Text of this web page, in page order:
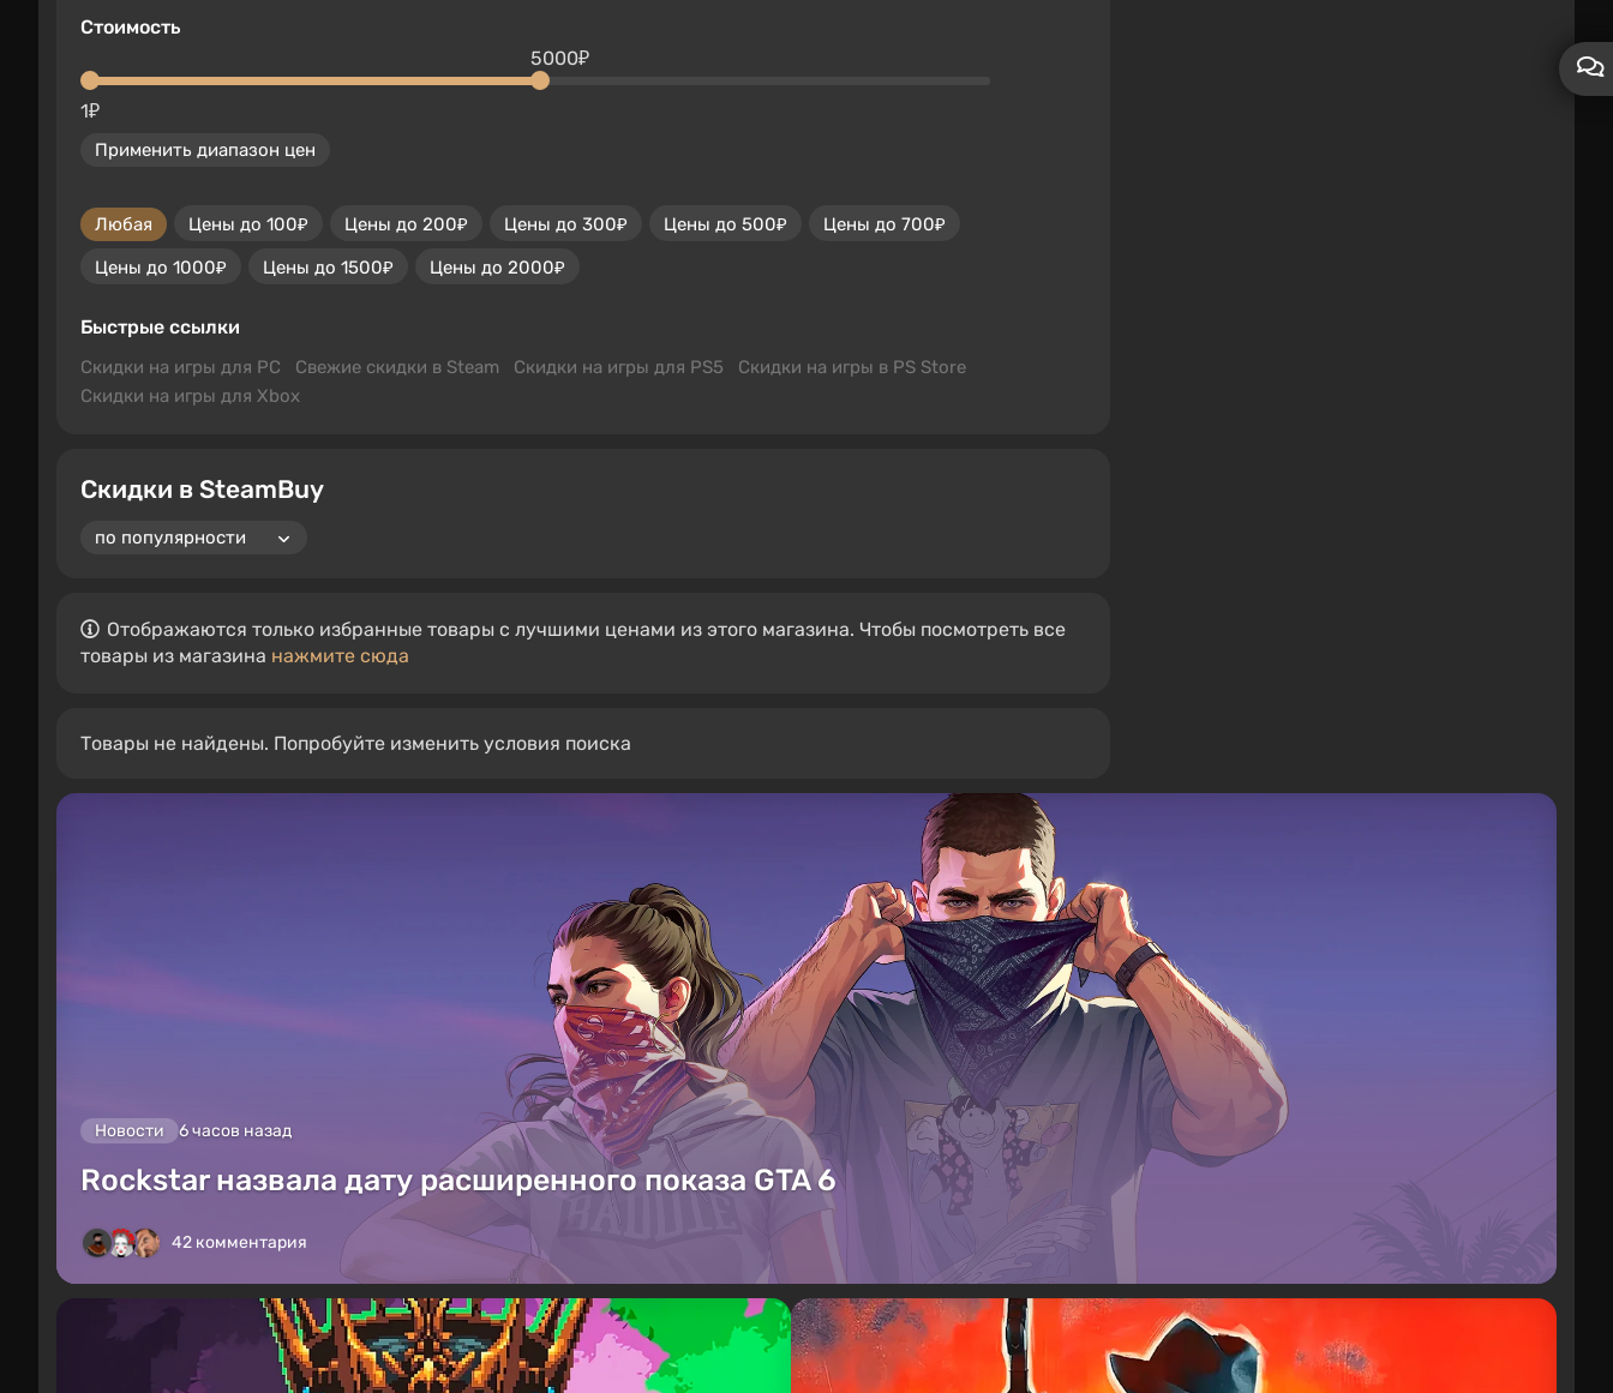
Стоимость
1₽
5000₽
Применить диапазон цен
Любая Цены до 100₽ Цены до 200₽ Цены до 300₽ Цены до 500₽
Цены до 700₽
Цены до 1000₽
Цены до 1500₽ Цены до 2000₽
Быстрые ссылки
Скидки на игры для PC Свежие скидки в Steam Скидки на игры для PS5
Скидки на игры в PS Store
Скидки на игры для Xbox
Скидки в SteamBuy
Отображаются только избранные товары с лучшими ценами из этого магазина. Чтобы посмотреть все
товары из магазина нажмите сюда
Товары не найдены. Попробуйте изменить условия поиска
Новости 6 часов назад
Rockstar назвала дату расширенного показа GTA 6
42 комментария